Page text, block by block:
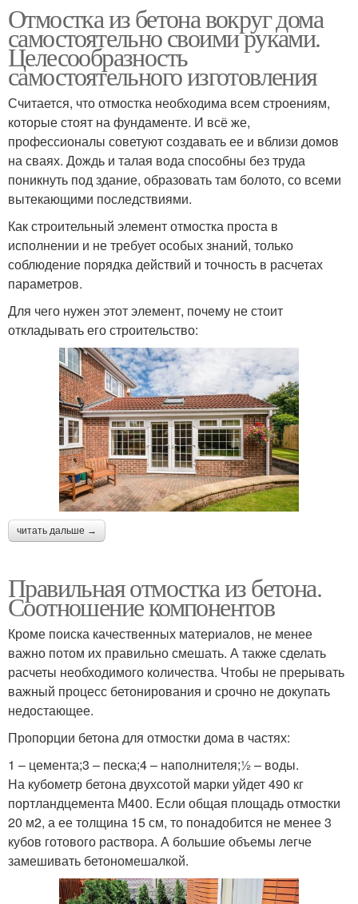
Отмостка из бетона вокруг дома
самостоятельно своими руками.
Целесообразность
самостоятельного изготовления
Считается, что отмостка необходима всем строениям,
которые стоят на фундаменте. И всё же,
профессионалы советуют создавать ее и вблизи домов
на сваях. Дождь и талая вода способны без труда
поникнуть под здание, образовать там болото, со всеми
вытекающими последствиями.
Как строительный элемент отмостка проста в
исполнении и не требует особых знаний, только
соблюдение порядка действий и точность в расчетах
параметров.
Для чего нужен этот элемент, почему не стоит
откладывать его строительство:
читать дальше →
Правильная отмостка из бетона.
Соотношение компонентов
Кроме поиска качественных материалов, не менее
важно потом их правильно смешать. А также сделать
расчеты необходимого количества. Чтобы не прерывать
важный процесс бетонирования и срочно не докупать
недостающее.
Пропорции бетона для отмостки дома в частях:
1 – цемента;3 – песка;4 – наполнителя;½ – воды.
На кубометр бетона двухсотой марки уйдет 490 кг
портландцемента М400. Если общая площадь отмостки
20 м2, а ее толщина 15 см, то понадобится не менее 3
кубов готового раствора. А большие объемы легче
замешивать бетономешалкой.